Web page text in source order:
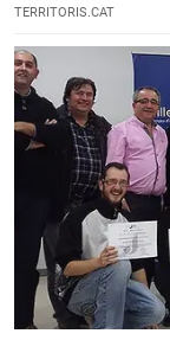
TERRITORIS.CAT